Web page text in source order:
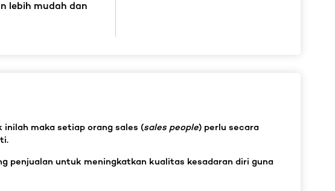
lebih mudah dan
maka setiap orang sales (sales people) perlu secara
penjualan untuk meningkatkan kualitas kesadaran diri guna